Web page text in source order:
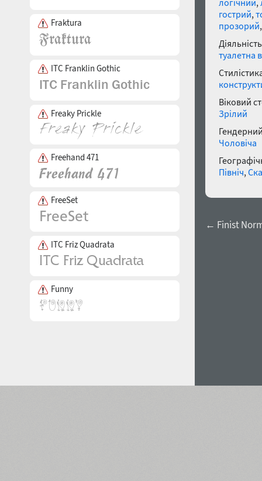
Fraktura
ITC Franklin Gothic
Freaky Prickle
Freehand 471
FreeSet
ITC Friz Quadrata
Funny
гострий,
прозорий
туалетна
Віковий
Зрілий
Чоловіча
Північ,
← Finist